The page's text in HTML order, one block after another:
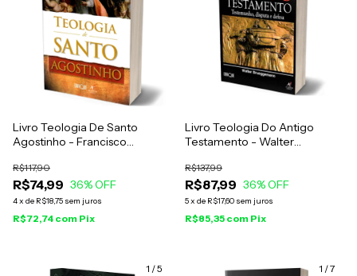
Livro Teologia De Santo
Agostinho - Francisco
R$74,99
R$117,90
36% OFF
4x de R$18,75 sem juros
R$72,74 com Pix
Livro Teologia Do Antigo
Testamento - Walter
R$87,99
R$137,99
36% OFF
5x de R$17,60 sem juros
R$85,35 com Pix
1 /5 1 /7